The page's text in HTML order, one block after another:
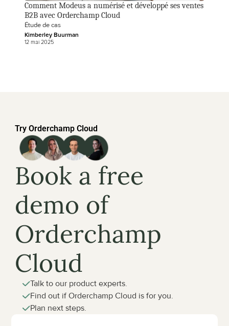
Comment Modeus a numérisé et développé ses ventes
B2B avec Orderchamp Cloud
Étude de cas
Kimberley Buurman
12 mai 2025
Try Orderchamp Cloud
Book a free
demo of
Orderchamp
Cloud
Talk to our product experts.
Find out if Orderchamp Cloud is for you.
Plan next steps.